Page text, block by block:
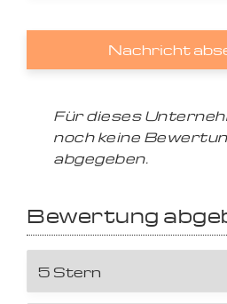
Nachricht
Für dieses
noch keine
abgegeben.
Bewertung